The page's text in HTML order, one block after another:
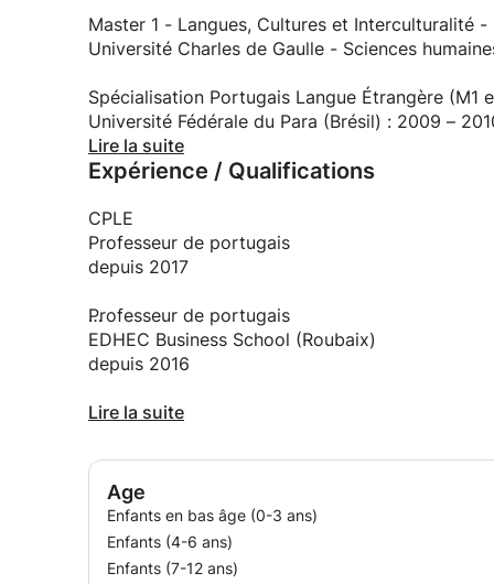
Vous apprendrez la langue très rapidement, je
Master 1 - Langues, Cultures et Interculturalité -
Université Charles de Gaulle - Sciences
Spécialisation Portugais Langue Étrangère (M1
Université Fédérale du Para (Brésil) : 2009 –
Licence d'Anglais et Portugais (Bac + 4 en
Formation de Guide Touristique (BTS en France)
Lire la suite
Expérience / Qualifications
CPLE
Professeur de portugais
depuis 2017
Professeur de portugais
EDHEC Business School (Roubaix)
depuis 2016
Professeur de Portugais
depuis 2004
Professeur de portugais
Icam - Institut Catholique d'Arts et Métiers
2015 - 2017
Lire la suite
Age
Enfants en bas âge (0-3 ans)
Enfants (4-6 ans)
Enfants (7-12 ans)